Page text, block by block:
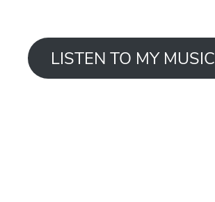
LISTEN TO MY MUSIC